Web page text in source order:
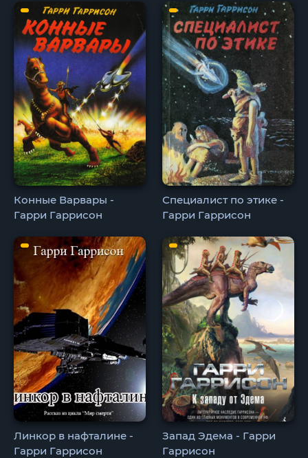
Конные Варвары -
Гарри Гаррисон
Специалист по этике -
Гарри Гаррисон
Линкор в нафталине -
Гарри Гаррисон
Запад Эдема - Гарри
Гаррисон